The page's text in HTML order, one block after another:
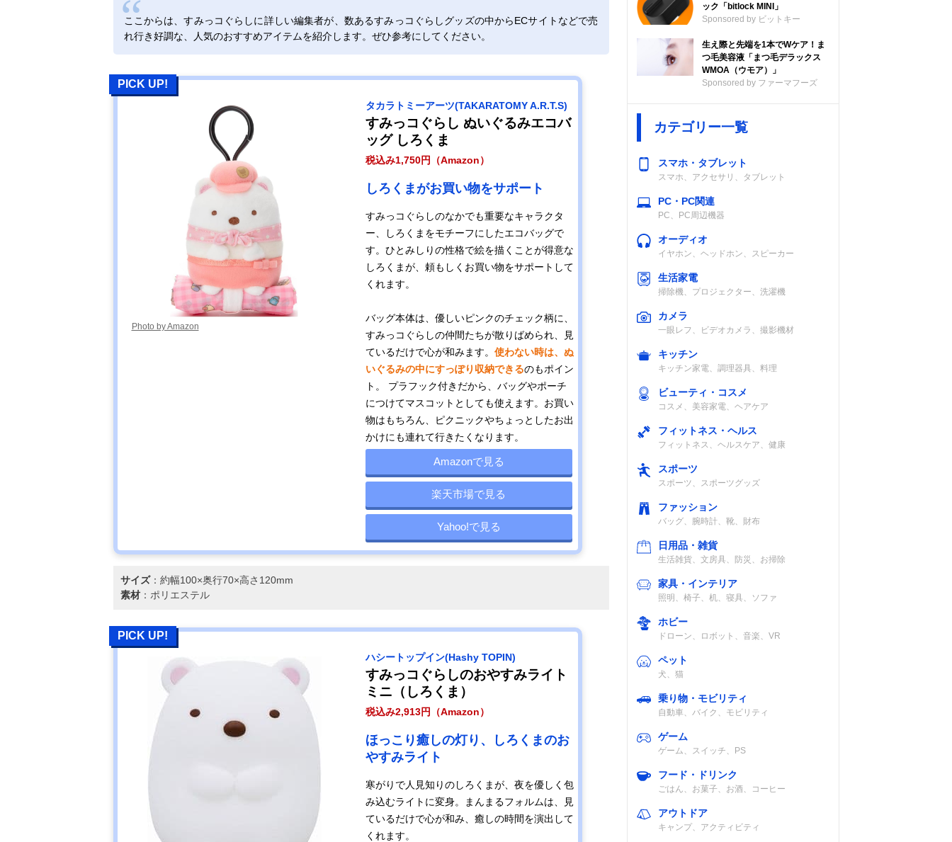
ここからは、すみっコぐらしに詳しい編集者が、数あるすみっコぐらしグッズの中からECサイトなどで売
れ行き好調な、人気のおすすめアイテムを紹介します。ぜひ参考にしてください。
PICK UP!
Photo by Amazon
タカラトミーアーツ(TAKARATOMY A.R.T.S)
すみっコぐらし ぬいぐるみエコバ
ッグ しろくま
税込み1,750円（Amazon）
しろくまがお買い物をサポート
すみっコぐらしのなかでも重要なキャラクタ
ー、しろくまをモチーフにしたエコバッグで
す。ひとみしりの性格で絵を描くことが得意な
しろくまが、頼もしくお買い物をサポートして
くれます。
バッグ本体は、優しいピンクのチェック柄に、
すみっコぐらしの仲間たちが散りばめられ、見
ているだけで心が和みます。 使わない時は、ぬ
いぐるみの中にすっぽり収納できるのもポイン
ト。 プラフック付きだから、バッグやポーチ
につけてマスコットとしても使えます。お買い
物はもちろん、ピクニックやちょっとしたお出
かけにも連れて行きたくなります。
Amazonで見る
楽天市場で見る
Yahoo!で見る
サイズ：約幅100×奥行70×高さ120mm
素材：ポリエステル
PICK UP!
ハシートップイン(Hashy TOPIN)
すみっコぐらしのおやすみライト
ミニ（しろくま）
税込み2,913円（Amazon）
ほっこり癒しの灯り、しろくまのお
やすみライト
寒がりで人見知りのしろくまが、夜を優しく包
み込むライトに変身。まんまるフォルムは、見
ているだけで心が和み、癒しの時間を演出して
くれます。
ック「bitlock MINI」
Sponsored by ビットキー
生え際と先端を1本でWケア！ま
つ毛美容液「まつ毛デラックス
WMOA（ウモア）」
Sponsored by ファーマフーズ
カテゴリー一覧
スマホ・タブレット
スマホ、アクセサリ、タブレット
PC・PC関連
PC、PC周辺機器
オーディオ
イヤホン、ヘッドホン、スピーカー
生活家電
掃除機、プロジェクター、洗濯機
カメラ
一眼レフ、ビデオカメラ、撮影機材
キッチン
キッチン家電、調理器具、料理
ビューティ・コスメ
コスメ、美容家電、ヘアケア
フィットネス・ヘルス
フィットネス、ヘルスケア、健康
スポーツ
スポーツ、スポーツグッズ
ファッション
バッグ、腕時計、靴、財布
日用品・雑貨
生活雑貨、文房具、防災、お掃除
家具・インテリア
照明、椅子、机、寝具、ソファ
ホビー
ドローン、ロボット、音楽、VR
ペット
犬、猫
乗り物・モビリティ
自動車、バイク、モビリティ
ゲーム
ゲーム、スイッチ、PS
フード・ドリンク
ごはん、お菓子、お酒、コーヒー
アウトドア
キャンプ、アクティビティ